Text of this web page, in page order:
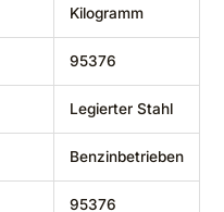
Kilogramm
‎95376
‎Legierter Stahl
‎Benzinbetrieben
‎95376